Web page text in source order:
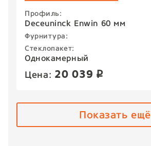
Профиль:
Deceuninck Enwin 60 мм
Фурнитура:
Стеклопакет:
Однокамерный
Цена: 20 039 p
Показать ещё